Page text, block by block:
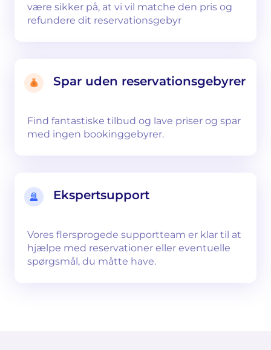
være sikker på, at vi vil matche den pris og
refundere dit reservationsgebyr
Spar uden reservationsgebyrer
Find fantastiske tilbud og lave priser og spar
med ingen bookinggebyrer.
Ekspertsupport
Vores flersprogede supportteam er klar til at
hjælpe med reservationer eller eventuelle
spørgsmål, du måtte have.